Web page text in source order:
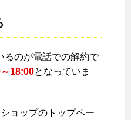
るのが電話での解約で
18:00となっていま
ョップのトップペー